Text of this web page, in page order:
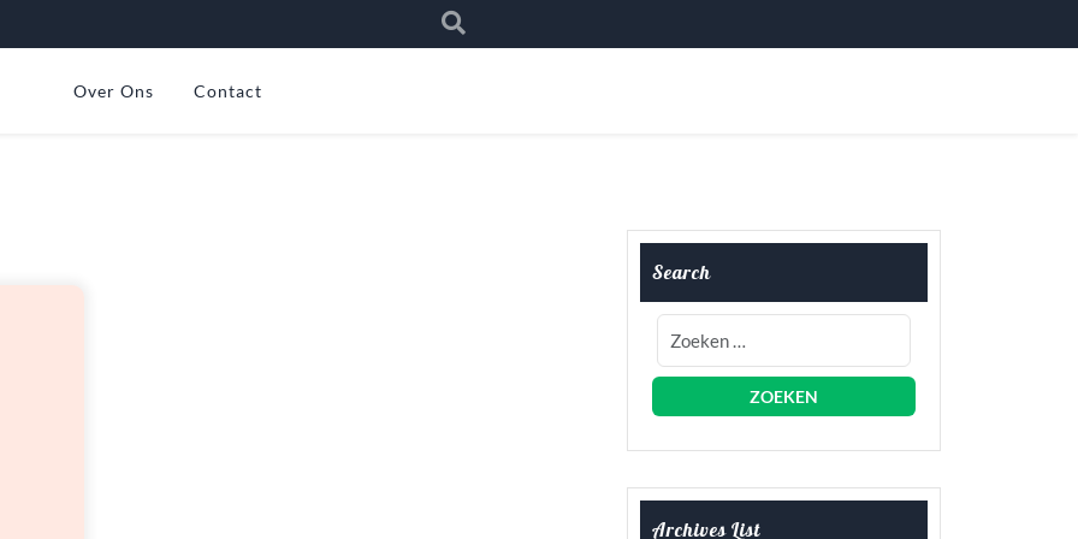
Over Ons Contact
Search
Archives List